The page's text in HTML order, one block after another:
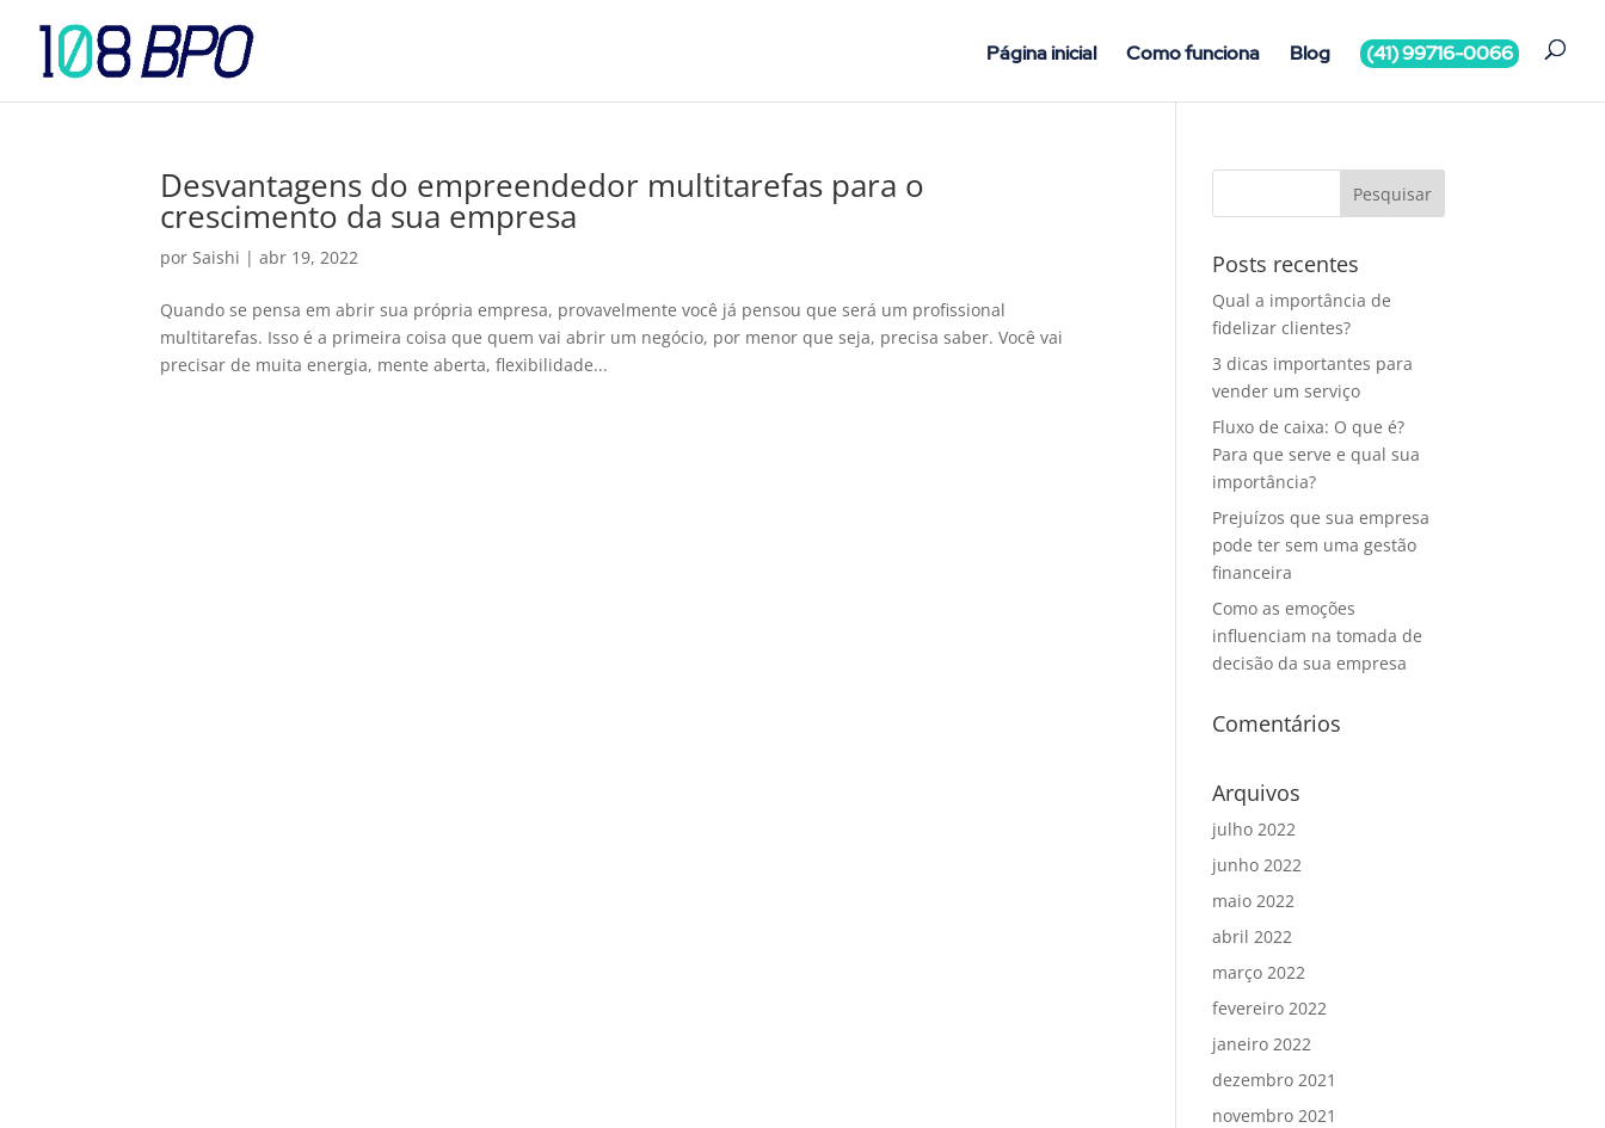
Página inicial Como funciona Blog (41) 99716-0066
Desvantagens do empreendedor multitarefas para o
crescimento da sua empresa
porSaishi |abr 19, 2022
Quando se pensa em abrir sua própria empresa, provavelmente você já pensou que será um profissional
multitarefas. Isso é a primeira coisa que quem vai abrir um negócio, por menor que seja, precisa saber. Você vai
precisar de muita energia, mente aberta, flexibilidade...
Posts recentes
Qual a importância de
fidelizar clientes?
3 dicas importantes para
vender um serviço
Fluxo de caixa: O que é?
Para que serve e qual sua
importância?
Prejuízos que sua empresa
pode ter sem uma gestão
financeira
Como as emoções
influenciam na tomada de
decisão da sua empresa
Comentários
Arquivos
julho 2022
junho 2022
maio 2022
abril 2022
março 2022
fevereiro 2022
janeiro 2022
dezembro 2021
novembro 2021